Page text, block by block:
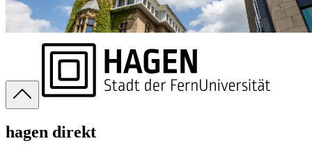
hagen direkt